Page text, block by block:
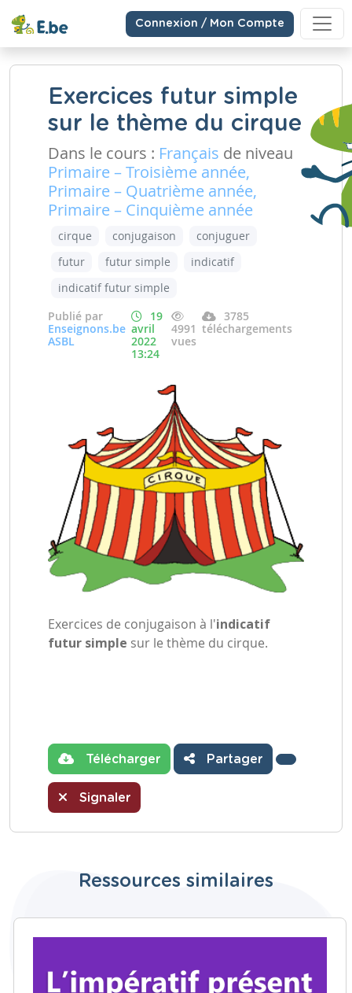
Connexion / Mon Compte
Exercices futur simple
sur le thème du cirque
Dans le cours : Français de niveau
Primaire – Troisième année,
Primaire – Quatrième année,
Primaire – Cinquième année
cirque conjugaison
conjuguer
futur
futur simple
indicatif
indicatif futur simple
Publié par
Enseignons.be
ASBL
19
avril
2022
13:24
4991
vues
3785
téléchargements
Exercices de conjugaison à l'indicatif
futur simple sur le thème du cirque.
Télécharger Partager
Signaler
Ressources similaires